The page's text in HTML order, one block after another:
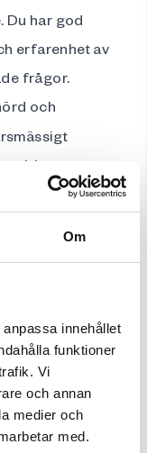
Om
innehållet
funktioner
Vi
och annan
medier och
med.
Du har god
erfarenhet av
frågor.
och
perspektiv.
och
skapar
både
kultur.
på riktigt – för
verksamhet?